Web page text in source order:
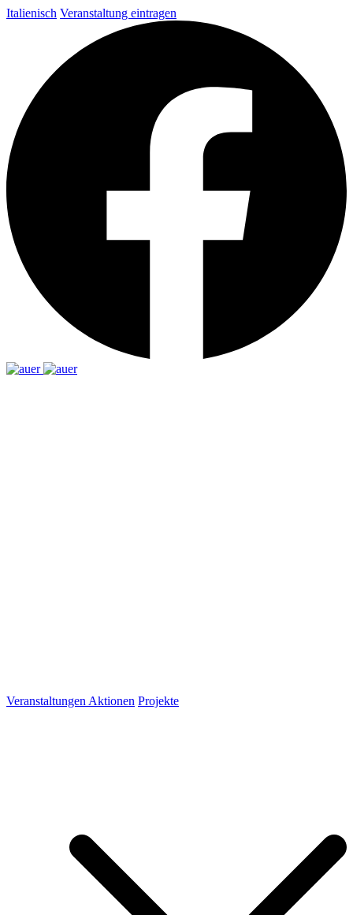
Italienisch Veranstaltung eintragen
Veranstaltungen Aktionen Projekte